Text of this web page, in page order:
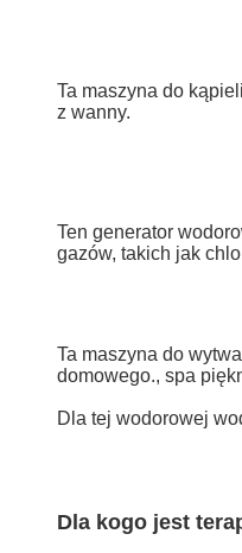
Ta maszyna do
z wanny.
Ten generator
gazów, takich jak
Ta maszyna do
domowego., spa
Dla tej wodorowej
Dla kogo jest